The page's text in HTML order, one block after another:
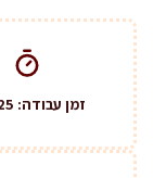
זמן עבודה: 25 דק'